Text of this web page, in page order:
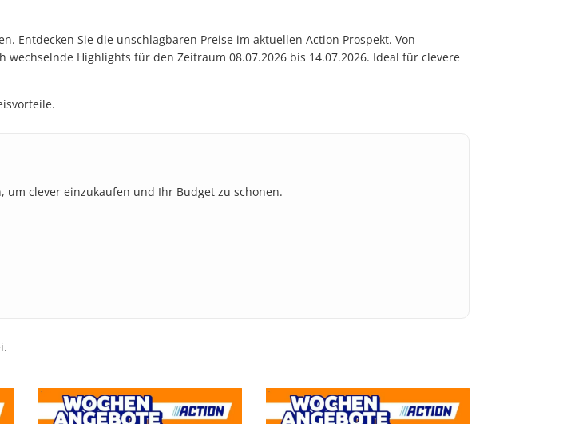
Entdecken Sie die unschlagbaren Preise im aktuellen Action Prospekt. Von
Highlights für den Zeitraum 08.07.2026 bis 14.07.2026. Ideal für clevere
clever einzukaufen und Ihr Budget zu schonen.